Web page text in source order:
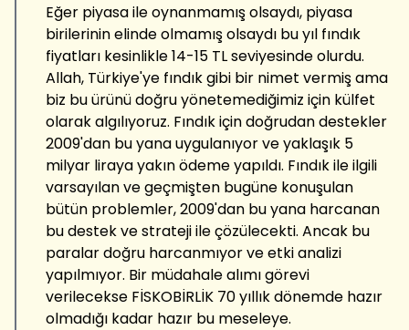
Eğer piyasa ile oynanmamış olsaydı, piyasa
birilerinin elinde olmamış olsaydı bu yıl fındık
fiyatları kesinlikle 14-15 TL seviyesinde olurdu.
Allah, Türkiye'ye fındık gibi bir nimet vermiş ama
biz bu ürünü doğru yönetemediğimiz için külfet
olarak algılıyoruz. Fındık için doğrudan destekler
2009'dan bu yana uygulanıyor ve yaklaşık 5
milyar liraya yakın ödeme yapıldı. Fındık ile ilgili
varsayılan ve geçmişten bugüne konuşulan
bütün problemler, 2009'dan bu yana harcanan
bu destek ve strateji ile çözülecekti. Ancak bu
paralar doğru harcanmıyor ve etki analizi
yapılmıyor. Bir müdahale alımı görevi
verilecekse FİSKOBİRLİK 70 yıllık dönemde hazır
olmadığı kadar hazır bu meseleye.